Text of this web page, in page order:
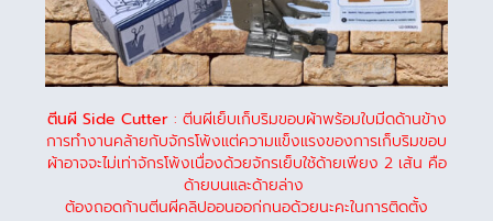
ตีนผี Side Cutter: ตีนผีเย็บเก็บริมขอบผ้าพร้อมใบมีดด้านข้าง
การทำงานคล้ายกับจักรโพ้งแต่ความแข็งแรงของการเก็บริมขอบ
ผ้าอาจจะไม่เท่าจักรโพ้งเนื่องด้วยจักรเย็บใช้ด้ายเพียง 2 เส้น คือ
ด้ายบนและด้ายล่าง
ต้องถอดก้านตีนผีคลิปออนออก่กนอด้วยนะคะในการติดตั้ง